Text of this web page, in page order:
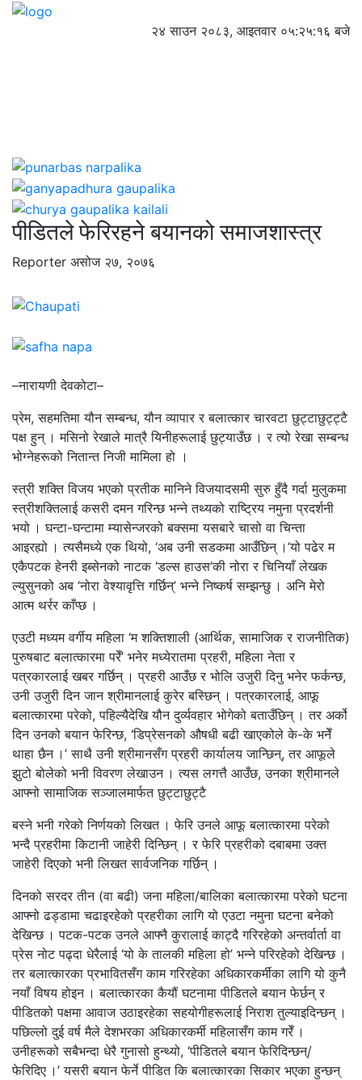
२४ साउन २०८३, आइतवार ०५:२५:१७ बजे
पीडितले फेरिरहने बयानको समाजशास्त्र
Reporter असोज २७, २०७६
–नारायणी देवकोटा–
प्रेम, सहमतिमा यौन सम्बन्ध, यौन व्यापार र बलात्कार चारवटा छुट्टाछुट्ट्टै
पक्ष हुन् । मसिनो रेखाले मात्रै यिनीहरूलाई छुट्याउँछ । र त्यो रेखा सम्बन्ध
भोग्नेहरूको नितान्त निजी मामिला हो ।
स्त्री शक्ति विजय भएको प्रतीक मानिने विजयादसमी सुरु हुँदै गर्दा मुलुकमा
स्त्रीशक्तिलाई कसरी दमन गरिन्छ भन्ने तथ्यको राष्ट्रिय नमुना प्रदर्शनी
भयो । घन्टा-घन्टामा म्यासेन्जरको बक्समा यसबारे चासो वा चिन्ता
आइरह्यो । त्यसैमध्ये एक थियो, ‘अब उनी सडकमा आउँछिन् ।’यो पढेर म
एकैपटक हेनरी इब्सेनको नाटक ‘डल्स हाउस’की नोरा र चिनियाँ लेखक
ल्युसुनको अब ‘नोरा वेश्यावृत्ति गर्छिन्’ भन्ने निष्कर्ष सम्झन्छु । अनि मेरो
आत्म थर्रर काँप्छ ।
एउटी मध्यम वर्गीय महिला ‘म शक्तिशाली (आर्थिक, सामाजिक र राजनीतिक)
पुरुषबाट बलात्कारमा परेँ’ भनेर मध्येरातमा प्रहरी, महिला नेता र
पत्रकारलाई खबर गर्छिन् । प्रहरी आउँछ र भोलि उजुरी दिनु भनेर फर्कन्छ,
उनी उजुरी दिन जान श्रीमानलाई कुरेर बस्छिन् । पत्रकारलाई, आफू
बलात्कारमा परेको, पहिल्यैदेखि यौन दुर्व्यवहार भोगेको बताउँछिन् । तर अर्को
दिन उनको बयान फेरिन्छ, ‘डिप्रेसनको औषधी बढी खाएकोले के-के भनेँ
थाहा छैन ।’ साथै उनी श्रीमानसँग प्रहरी कार्यालय जान्छिन्, तर आफूले
झुटो बोलेको भनी विवरण लेखाउन । त्यस लगत्तै आउँछ, उनका श्रीमानले
आफ्नो सामाजिक सञ्जालमार्फत छुट्टाछुट्टै
बस्ने भनी गरेको निर्णयको लिखत । फेरि उनले आफू बलात्कारमा परेको
भन्दै प्रहरीमा किटानी जाहेरी दिन्छिन् । र फेरि प्रहरीको दबाबमा उक्त
जाहेरी दिएको भनी लिखत सार्वजनिक गर्छिन् ।
दिनको सरदर तीन (वा बढी) जना महिला/बालिका बलात्कारमा परेको घटना
आफ्नो ढड्डामा चढाइरहेको प्रहरीका लागि यो एउटा नमुना घटना बनेको
देखिन्छ । पटक-पटक उनले आफ्नै कुरालाई काट्दै गरिरहेको अन्तर्वार्ता वा
प्रेस नोट पढ्दा धेरैलाई ‘यो के तालकी महिला हो’ भन्ने परिरहेको देखिन्छ ।
तर बलात्कारका प्रभावितसँग काम गरिरहेका अधिकारकर्मीका लागि यो कुनै
नयाँ विषय होइन । बलात्कारका कैयौं घटनामा पीडितले बयान फेर्छन् र
पीडितको पक्षमा आवाज उठाइरहेका सहयोगीहरूलाई निराश तुल्याइदिन्छन् ।
पछिल्लो दुई वर्ष मैले देशभरका अधिकारकर्मी महिलासँग काम गरेँ ।
उनीहरूको सबैभन्दा धेरै गुनासो हुन्थ्यो, ‘पीडितले बयान फेरिदिन्छन्/
फेरिदिए ।’ यसरी बयान फेर्ने पीडित कि बलात्कारका सिकार भएका हुन्छन्